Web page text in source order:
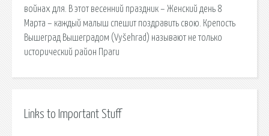
войнах для. В этот весенний праздник – Женский день 8
Марта – каждый малыш спешит поздравить свою. Крепость
Вышеград Вышеградом (Vyšehrad) называют не только
исторический район Праги
Links to Important Stuff